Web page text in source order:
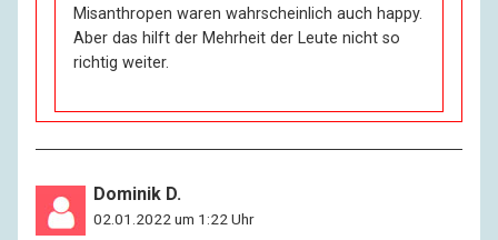
Misanthropen waren wahrscheinlich auch happy.
Aber das hilft der Mehrheit der Leute nicht so
richtig weiter.
Dominik D.
02.01.2022 um 1:22 Uhr